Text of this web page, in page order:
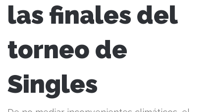
las finales del
torneo de
Singles